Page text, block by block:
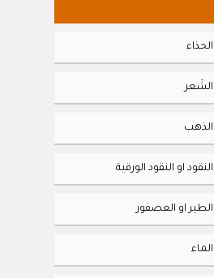
الذهب
او النقود الورقية
او العصفور